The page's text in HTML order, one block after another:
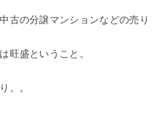
古の分譲マンションなどの売り
旺盛ということ。
。。